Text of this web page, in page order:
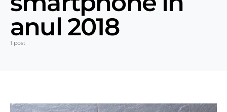
anul 2018
1 post